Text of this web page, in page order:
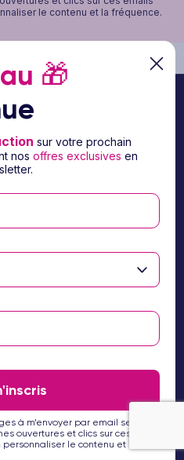
le contenu et la fréquence.
sociaux
🎁
sur votre prochain
nosoffres exclusives en
à m’envoyer par email ses
ouvertures et clics sur ces
le contenu et la